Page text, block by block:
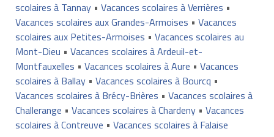
scolaires à Tannay• Vacances scolaires à Verrières •
Vacances scolaires aux Grandes-Armoises • Vacances
scolaires aux Petites-Armoises • Vacances scolaires au
Mont-Dieu • Vacances scolaires à Ardeuil-et-
Montfauxelles • Vacances scolaires à Aure • Vacances
scolaires à Ballay• Vacances scolaires à Bourcq •
Vacances scolaires à Brécy-Brières • Vacances scolaires à
Challerange • Vacances scolaires à Chardeny• Vacances
scolaires à Contreuve • Vacances scolaires à Falaise